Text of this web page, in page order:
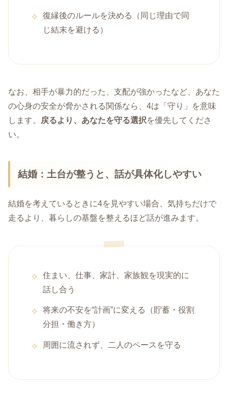
復縁後のルールを決める（同じ理由で同
じ結末を避ける）
なお、相手が暴力的だった、支配が強かったなど、あなた
の心身の安全が脅かされる関係なら、4は「守り」を意味
します。 戻るより、あなたを守る選択を優先してくださ
い。
結婚：土台が整うと、話が具体化しやすい
結婚を考えているときに4を見やすい場合、気持ちだけで
走るより、暮らしの基盤を整えるほど話が進みます。
住まい、仕事、家計、家族観を現実的に
話し合う
将来の不安を“計画”に変える（貯蓄・役割
分担・働き方）
周囲に流されず、二人のペースを守る